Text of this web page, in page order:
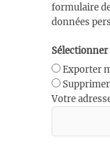
formulaire
données
Sélectionner
Exporter
Votre